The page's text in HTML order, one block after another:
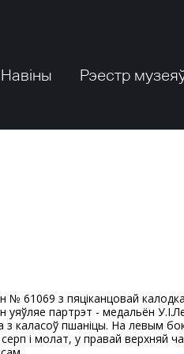
Навіны Рэестр
уяўляе партрэт - медальён
з каласоў пшаніцы. На левым
серп і молат, у правай верхняй